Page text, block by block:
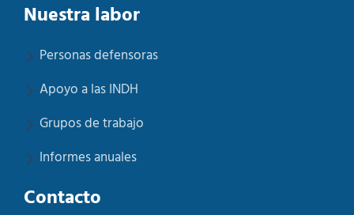
Nuestra labor
Personas defensoras
Apoyo a las INDH
Grupos de trabajo
Informes anuales
Contacto